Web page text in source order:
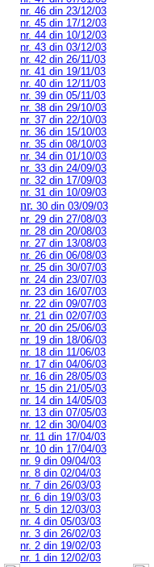
nr. 46 din 23/12/03
nr. 45 din 17/12/03
nr. 44 din 10/12/03
nr. 43 din 03/12/03
nr. 42 din 26/11/03
nr. 41 din 19/11/03
nr. 40 din 12/11/03
nr. 39 din 05/11/03
nr. 38 din 29/10/03
nr. 37 din 22/10/03
nr. 36 din 15/10/03
nr. 35 din 08/10/03
nr. 34 din 01/10/03
nr. 33 din 24/09/03
nr. 32 din 17/09/03
nr. 31 din 10/09/03
nr. 30 din 03/09/03
nr. 29 din 27/08/03
nr. 28 din 20/08/03
nr. 27 din 13/08/03
nr. 26 din 06/08/03
nr. 25 din 30/07/03
nr. 24 din 23/07/03
nr. 23 din 16/07/03
nr. 22 din 09/07/03
nr. 21 din 02/07/03
nr. 20 din 25/06/03
nr. 19 din 18/06/03
nr. 18 din 11/06/03
nr. 17 din 04/06/03
nr. 16 din 28/05/03
nr. 15 din 21/05/03
nr. 14 din 14/05/03
nr. 13 din 07/05/03
nr. 12 din 30/04/03
nr. 11 din 17/04/03
nr. 10 din 17/04/03
nr. 9 din 09/04/03
nr. 8 din 02/04/03
nr. 7 din 26/03/03
nr. 6 din 19/03/03
nr. 5 din 12/03/03
nr. 4 din 05/03/03
nr. 3 din 26/02/03
nr. 2 din 19/02/03
nr. 1 din 12/02/03